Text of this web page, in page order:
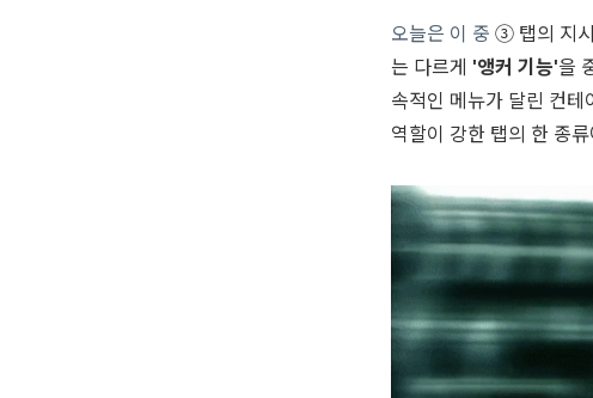
오늘은 이 중 ③ 탭의 지시
는 다르게 '앵커 기능'을
속적인 메뉴가 달린 컨테
역할이 강한 탭의 한 종류